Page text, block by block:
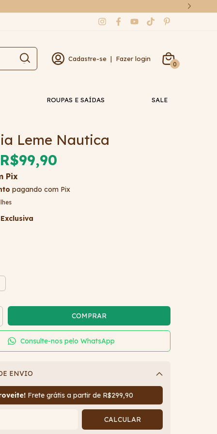
Cadastre-se | Fazer login
0
ROUPAS E SAÍDAS SALE
Leme Nautica
R$99,90
Pix
pagando com Pix
Consulte-nos pelo WhatsApp
ENVIO
Frete grátis a partir de R$299,90
CALCULAR